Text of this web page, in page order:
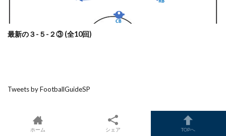
最新の３-５-２③ (全10回)
Tweets by FootballGuideSP
ホーム シェア TOPへ